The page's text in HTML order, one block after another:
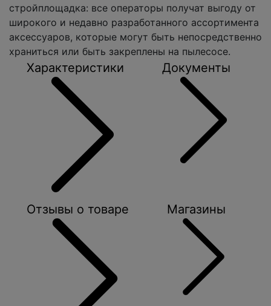
стройплощадка: все операторы получат выгоду от
широкого и недавно разработанного ассортимента
аксессуаров, которые могут быть непосредственно
храниться или быть закреплены на пылесосе.
Характеристики Документы
Отзывы о товаре Магазины